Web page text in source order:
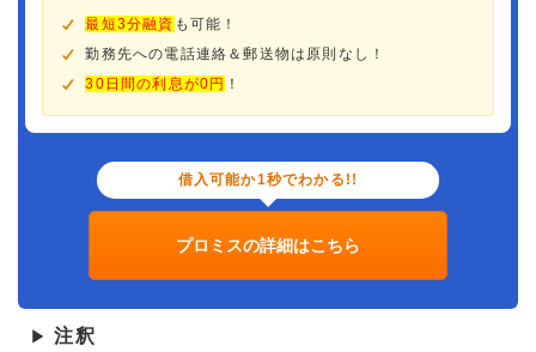
最短3分融資 も可能！
勤務先への電話連絡＆郵送物は原則なし！
30日間の利息が0円 ！
借入可能か1秒でわかる!!
プロミスの詳細はこちら
▶ 注釈